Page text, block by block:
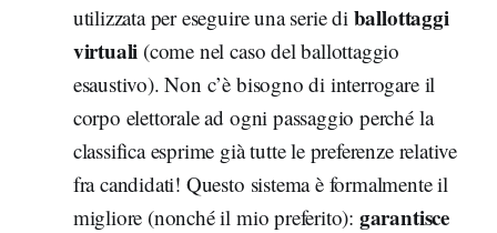
utilizzata per eseguire una serie di ballottaggi
virtuali (come nel caso del ballottaggio
esaustivo). Non c’è bisogno di interrogare il
corpo elettorale ad ogni passaggio perché la
classifica esprime già tutte le preferenze relative
fra candidati! Questo sistema è formalmente il
migliore (nonché il mio preferito): garantisce